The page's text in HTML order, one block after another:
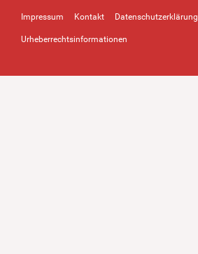
Impressum Kontakt Datenschutzerklärung
Urheberrechtsinformationen